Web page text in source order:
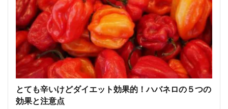
とても辛いけどダイエット効果的！ハバネロの５つの
効果と注意点